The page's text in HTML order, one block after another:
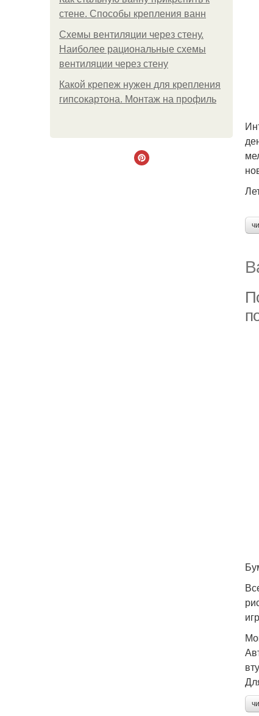
стене. Способы крепления ванн
Схемы вентиляции через стену.
Наиболее рациональные схемы
вентиляции через стену
Какой крепеж нужен для крепления
гипсокартона. Монтаж на профиль